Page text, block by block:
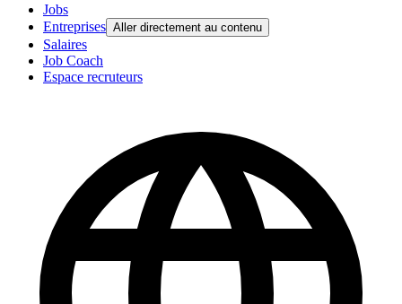
Jobs
Entreprises Aller directement au contenu
Salaires
Job Coach
Espace recruteurs